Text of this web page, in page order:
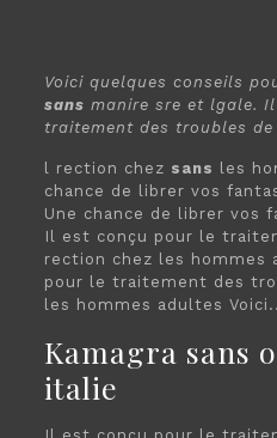
Voici quelques conseils
sans manire sre et lgale.
traitement des troubles de
l rection chez sans les
chance de librer vos
Une chance de librer vos
Il est conçu pour le
rection chez les hommes
pour le traitement des
les hommes adultes Voici..
Kamagra sans
italie